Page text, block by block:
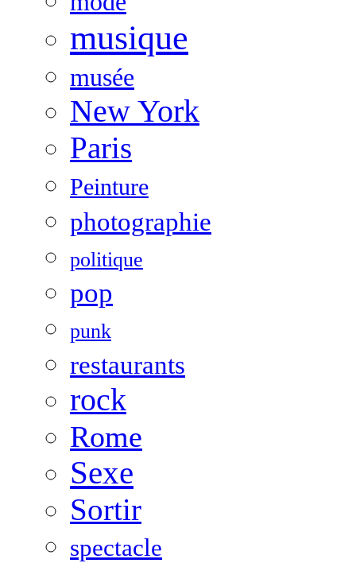
musique
musée
New York
Paris
Peinture
photographie
politique
pop
punk
restaurants
rock
Rome
Sexe
Sortir
spectacle